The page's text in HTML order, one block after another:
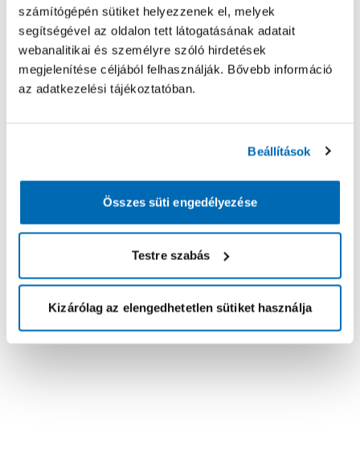
számítógépén sütiket helyezzenek el, melyek
segítségével az oldalon tett látogatásának adatait
webanalitikai és személyre szóló hirdetések
megjelenítése céljából felhasználják. Bővebb információ
az adatkezelési tájékoztatóban.
Beállítások
Összes süti engedélyezése
Testre szabás
Kizárólag az elengedhetetlen sütiket használja